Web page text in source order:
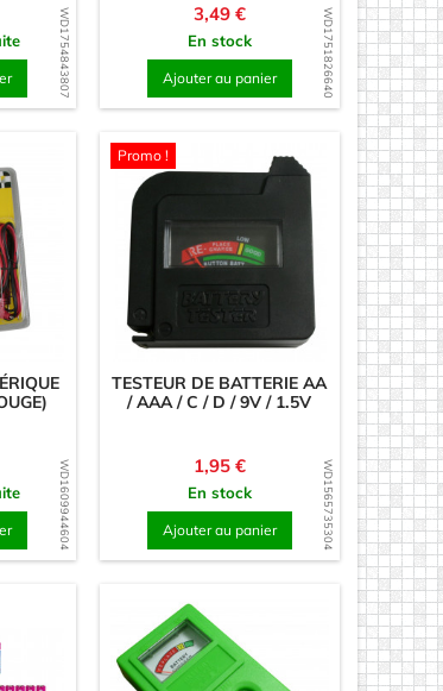
WD1754843807 WD1751826640
Prix
3,49 €
En stock
Ajouter au panier
WD1609944604 WD1565735304
Promo !
TESTEUR DE BATTERIE AA
/ AAA / C / D / 9V / 1.5V
Prix
1,95 €
En stock
Ajouter au panier